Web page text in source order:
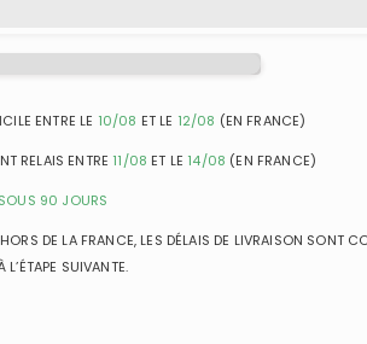
ENTRE LE 10/08 ET LE 12/08 (EN FRANCE)
RELAIS ENTRE 11/08 ET LE 14/08 (EN FRANCE)
SOUS 90 JOURS
DE LA FRANCE, LES DÉLAIS DE LIVRAISON SONT
SUIVANTE.